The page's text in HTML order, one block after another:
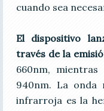
cuando sea
El dispositivo
través de la
660nm,
940nm. La onda
infrarroja es la